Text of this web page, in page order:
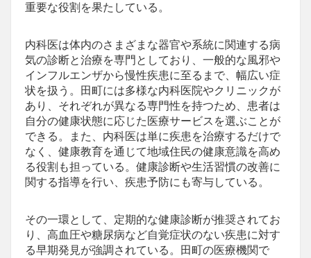
重要な役割を果たしている。
内科医は体内のさまざまな器官や系統に関連する病
気の診断と治療を専門としており、一般的な風邪や
インフルエンザから慢性疾患に至るまで、幅広い症
状を扱う。田町には多様な内科医院やクリニックが
あり、それぞれが異なる専門性を持つため、患者は
自分の健康状態に応じた医療サービスを選ぶことが
できる。また、内科医は単に疾患を治療するだけで
なく、健康教育を通じて地域住民の健康意識を高め
る役割も担っている。健康診断や生活習慣の改善に
関する指導を行い、疾患予防にも寄与している。
その一環として、定期的な健康診断が推奨されてお
り、高血圧や糖尿病など自覚症状のない疾患に対す
る早期発見が強調されている。田町の医療機関で